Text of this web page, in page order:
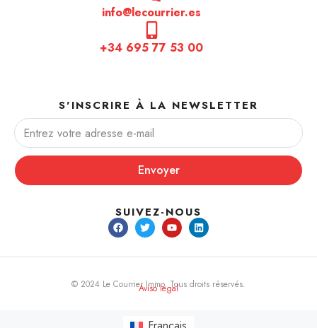
info@lecourrier.es
+34 695 77 53 00
S'INSCRIRE À LA NEWSLETTER
Envoyer
SUIVEZ-NOUS
© 2024 Le Courrier Immo. Tous droits réservés.
Aviso legal